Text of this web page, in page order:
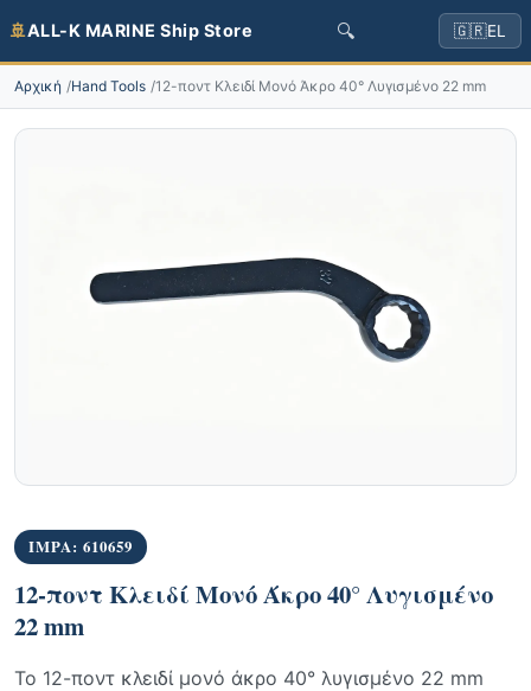
🚢ALL-K MARINE Ship Store 🔍 🇬🇷EL
Αρχική Hand Tools 12-ποντ Κλειδί Μονό Άκρο 40° Λυγισμένο 22 mm
IMPA: 610659
12-ποντ Κλειδί Μονό Άκρο 40° Λυγισμένο
22 mm
Το 12-ποντ κλειδί μονό άκρο 40° λυγισμένο 22 mm